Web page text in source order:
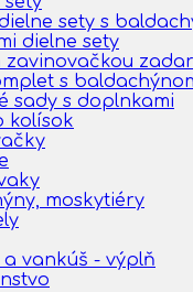
sety s
dielne sety
zavinovačkou
s
sady s doplnkami
kolísok
moskytiéry
a vankúš - výplň